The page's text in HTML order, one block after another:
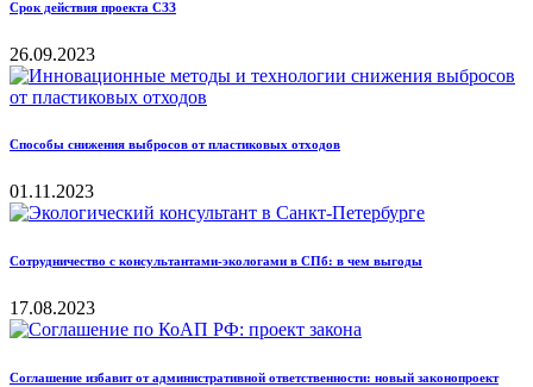
Срок действия проекта СЗЗ
26.09.2023
Способы снижения выбросов от пластиковых отходов
01.11.2023
Сотрудничество с консультантами-экологами в СПб: в чем выгоды
17.08.2023
Соглашение избавит от административной ответственности: новый законопроект